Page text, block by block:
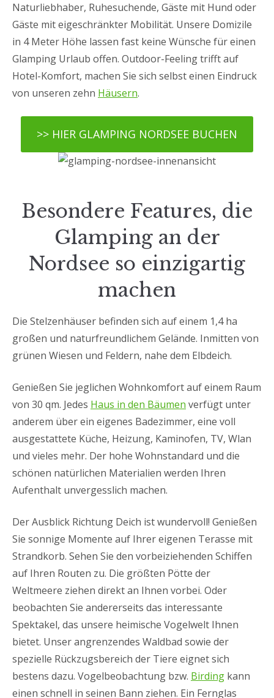
Naturliebhaber, Ruhesuchende, Gäste mit Hund oder
Gäste mit eigeschränkter Mobilität. Unsere Domizile
in 4 Meter Höhe lassen fast keine Wünsche für einen
Glamping Urlaub offen. Outdoor-Feeling trifft auf
Hotel-Komfort, machen Sie sich selbst einen Eindruck
von unseren zehn Häusern.
>> HIER GLAMPING NORDSEE BUCHEN
Besondere Features, die
Glamping an der
Nordsee so einzigartig
machen
Die Stelzenhäuser befinden sich auf einem 1,4 ha
großen und naturfreundlichem Gelände. Inmitten von
grünen Wiesen und Feldern, nahe dem Elbdeich.
Genießen Sie jeglichen Wohnkomfort auf einem Raum
von 30 qm. Jedes Haus in den Bäumen verfügt unter
anderem über ein eigenes Badezimmer, eine voll
ausgestattete Küche, Heizung, Kaminofen, TV, Wlan
und vieles mehr. Der hohe Wohnstandard und die
schönen natürlichen Materialien werden Ihren
Aufenthalt unvergesslich machen.
Der Ausblick Richtung Deich ist wundervoll! Genießen
Sie sonnige Momente auf Ihrer eigenen Terasse mit
Strandkorb. Sehen Sie den vorbeiziehenden Schiffen
auf Ihren Routen zu. Die größten Pötte der
Weltmeere ziehen direkt an Ihnen vorbei. Oder
beobachten Sie andererseits das interessante
Spektakel, das unsere heimische Vogelwelt Ihnen
bietet. Unser angrenzendes Waldbad sowie der
spezielle Rückzugsbereich der Tiere eignet sich
bestens dazu. Vogelbeobachtung bzw. Birding kann
einen schnell in seinen Bann ziehen. Ein Fernglas